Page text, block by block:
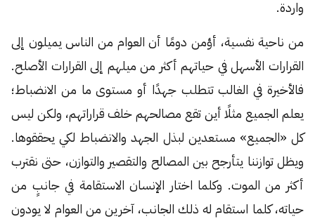
واردة.
من ناحية نفسية، أؤمن دومًا أن العوام من الناس يميلون إلى
القرارات الأسهل في حياتهم أكثر من ميلهم إلى القرارات الأصلح.
فالأخيرة في الغالب تتطلب جهدًا أو مستوى ما من الانضباط؛
يعلم الجميع مثلًا أين تقع مصالحهم خلف قراراتهم، ولكن ليس
كل «الجميع» مستعدين لبذل الجهد والانضباط لكي يحققوها.
ويظل توازننا يتأرجح بين المصالح والتقصير والتوازن، حتى نقترب
أكثر من الموت. وكلما اختار الإنسان الاستقامة في جانبٍ من
حياته، كلما استقام له ذلك الجانب، آخرين من العوام لا يودون